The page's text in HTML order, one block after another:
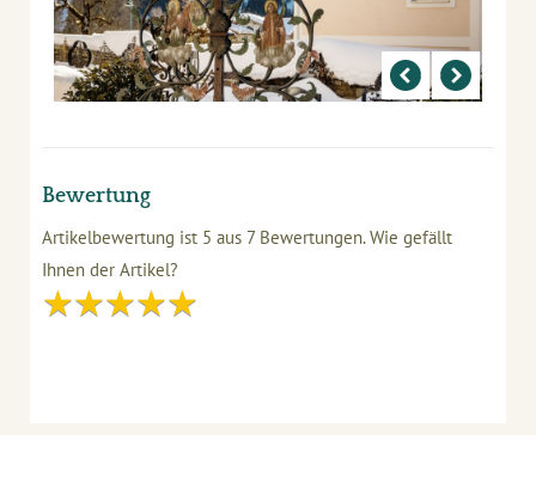
Bewertung
Artikelbewertung ist 5 aus 7 Bewertungen.Wie gefällt
Ihnen der Artikel?